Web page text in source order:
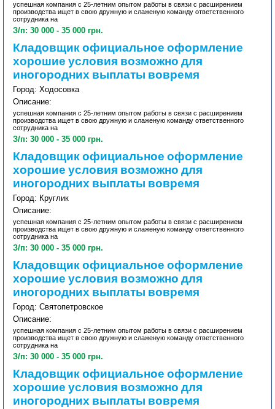
успешная компания с 25-летним опытом работы в связи с расширением
производства ищет в свою дружную и слаженую команду ответственного
сотрудника на
З/п: 30 000 - 35 000 грн.
Кладовщик официальное оформление
хорошие условия возможно для
иногородних выплаты вовремя
Город: Ходосовка
Описание:
успешная компания с 25-летним опытом работы в связи с расширением
производства ищет в свою дружную и слаженую команду ответственного
сотрудника на
З/п: 30 000 - 35 000 грн.
Кладовщик официальное оформление
хорошие условия возможно для
иногородних выплаты вовремя
Город: Круглик
Описание:
успешная компания с 25-летним опытом работы в связи с расширением
производства ищет в свою дружную и слаженую команду ответственного
сотрудника на
З/п: 30 000 - 35 000 грн.
Кладовщик официальное оформление
хорошие условия возможно для
иногородних выплаты вовремя
Город: Святопетровское
Описание:
успешная компания с 25-летним опытом работы в связи с расширением
производства ищет в свою дружную и слаженую команду ответственного
сотрудника на
З/п: 30 000 - 35 000 грн.
Кладовщик официальное оформление
хорошие условия возможно для
иногородних выплаты вовремя